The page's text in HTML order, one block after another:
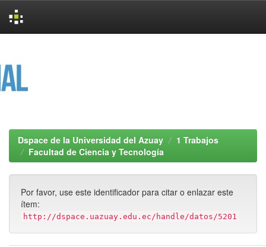
Dspace de la Universidad del Azuay
1 Trabajos
Facultad de Ciencia y Tecnología
Por favor, use este identificador para citar o enlazar este
ítem:
http://dspace.uazuay.edu.ec/handle/datos/5201